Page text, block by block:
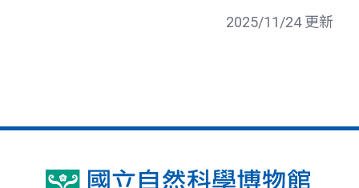
2025/11/24 更新
國